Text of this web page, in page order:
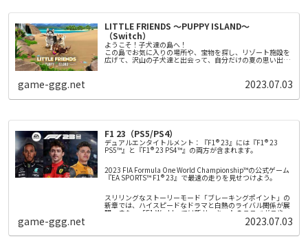
焦らずゆっくりプレイできる【無期限モード】やキャラクタ
ーたちとの交流イベントの追加、華やかな演出の必殺技…さ
らにボリュームアップした本作の世界を楽しめます。
武器、防具、アクセサリーといった装備がクエスト報酬や敵
ば、装備の打ち直しをしてそれぞれの装備性能をランダムに
変化させることもできます。
◆「幻想郷」の住人が持つお悩みを解決！多種多様なサブク
エスト
人間、仙人、妖怪たちから持ち掛けられる相談事（サブクエ
スト）を解決してあげましょう。人探しや異変の調査 、戦闘
戦闘を有利にするレアな装備などが入手できます。
LITTLE FRIENDS ～PUPPY ISLAND～
（Switch）
ようこそ！子犬達の島へ！
この島でお気に入りの場所や、宝物を探し、リゾート施設を
広げて、沢山の子犬達と出会って、自分だけの夏の思い出を
愛犬と一緒に島を冒険
game-ggg.net 2023.07.03
F1 23（PS5/PS4）
デュアルエンタイトルメント：『F1® 23』には『F1® 23
PS5™』と『F1® 23 PS4™』の両方が含まれます。
2023 FIA Formula One World Championship™の公式ゲーム
『EA SPORTS™ F1® 23』で最速の走りを見せつけよう。
スリリングなストーリーモード「ブレーキングポイント」の
新章では、ハイスピードなドラマと白熱のライバル関係が展
開。また、「F1 World」では新サーキットのラスベガスやカ
タールでホイール・トゥ・ホイールのレースを楽しみ、報酬
やアップグレードを手に入れることができます。さらに、新
しいレッドフラッグが本格的な戦略的要素を加え、レース距
game-ggg.net 2023.07.03